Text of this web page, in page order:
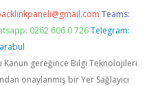
Teams:
0262 606 0 726 Telegram:
Kanun gereğince Bilgi Teknolojileri
onaylanmış bir Yer Sağlayıcı